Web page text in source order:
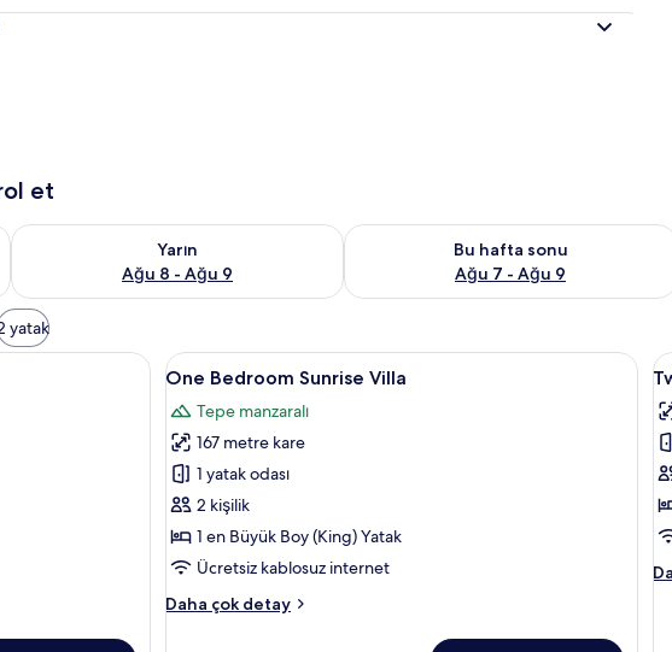
et
- Ağu 8
Yarın
Ağu 8 - Ağu 9
Yarın için müsaitliği kontrol et Ağu 8 - Ağu 9
Bu hafta sonu
Ağu 7 - Ağu 9
Bu hafta sonu için müsaitliği kontrol
yatak
Pool Villa | Kaliteli yatak takımı, minibar, odada kasa, masa
One
Bedroom
Sunrise
Villa
için
tüm
fotoğrafları
görün
Kaliteli yatak takımı, minibar, odada
18
One Bedroom Sunrise Villa
Tepe manzaralı
167 metre kare
1 yatak odası
2 kişilik
1 en Büyük Boy (King) Yatak
Ücretsiz kablosuz internet
Daha çok detay
One